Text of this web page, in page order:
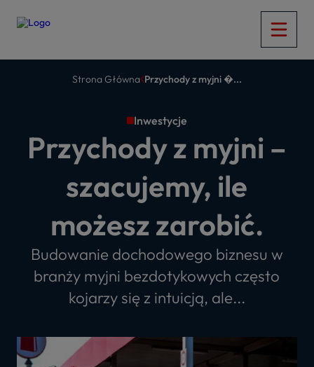
Strona Główna Przychody z myjni �...
Inwestycje
Przychody z myjni –
szacujemy, ile
możesz zarobić.
Budowanie dochodowego biznesu w
branży myjni bezdotykowych często
kojarzy się z intuicją, ale...